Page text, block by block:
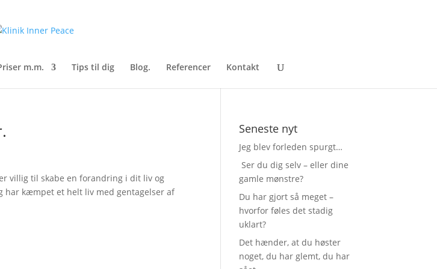
m.m. Tips til dig Blog. Referencer Kontakt
villig til skabe en forandring i dit liv og
har kæmpet et helt liv med gentagelser af
Seneste nyt
Jeg blev forleden spurgt…
Ser du dig selv – eller dine
gamle mønstre?
Du har gjort så meget –
hvorfor føles det stadig
uklart?
Det hænder, at du høster
noget, du har glemt, du har